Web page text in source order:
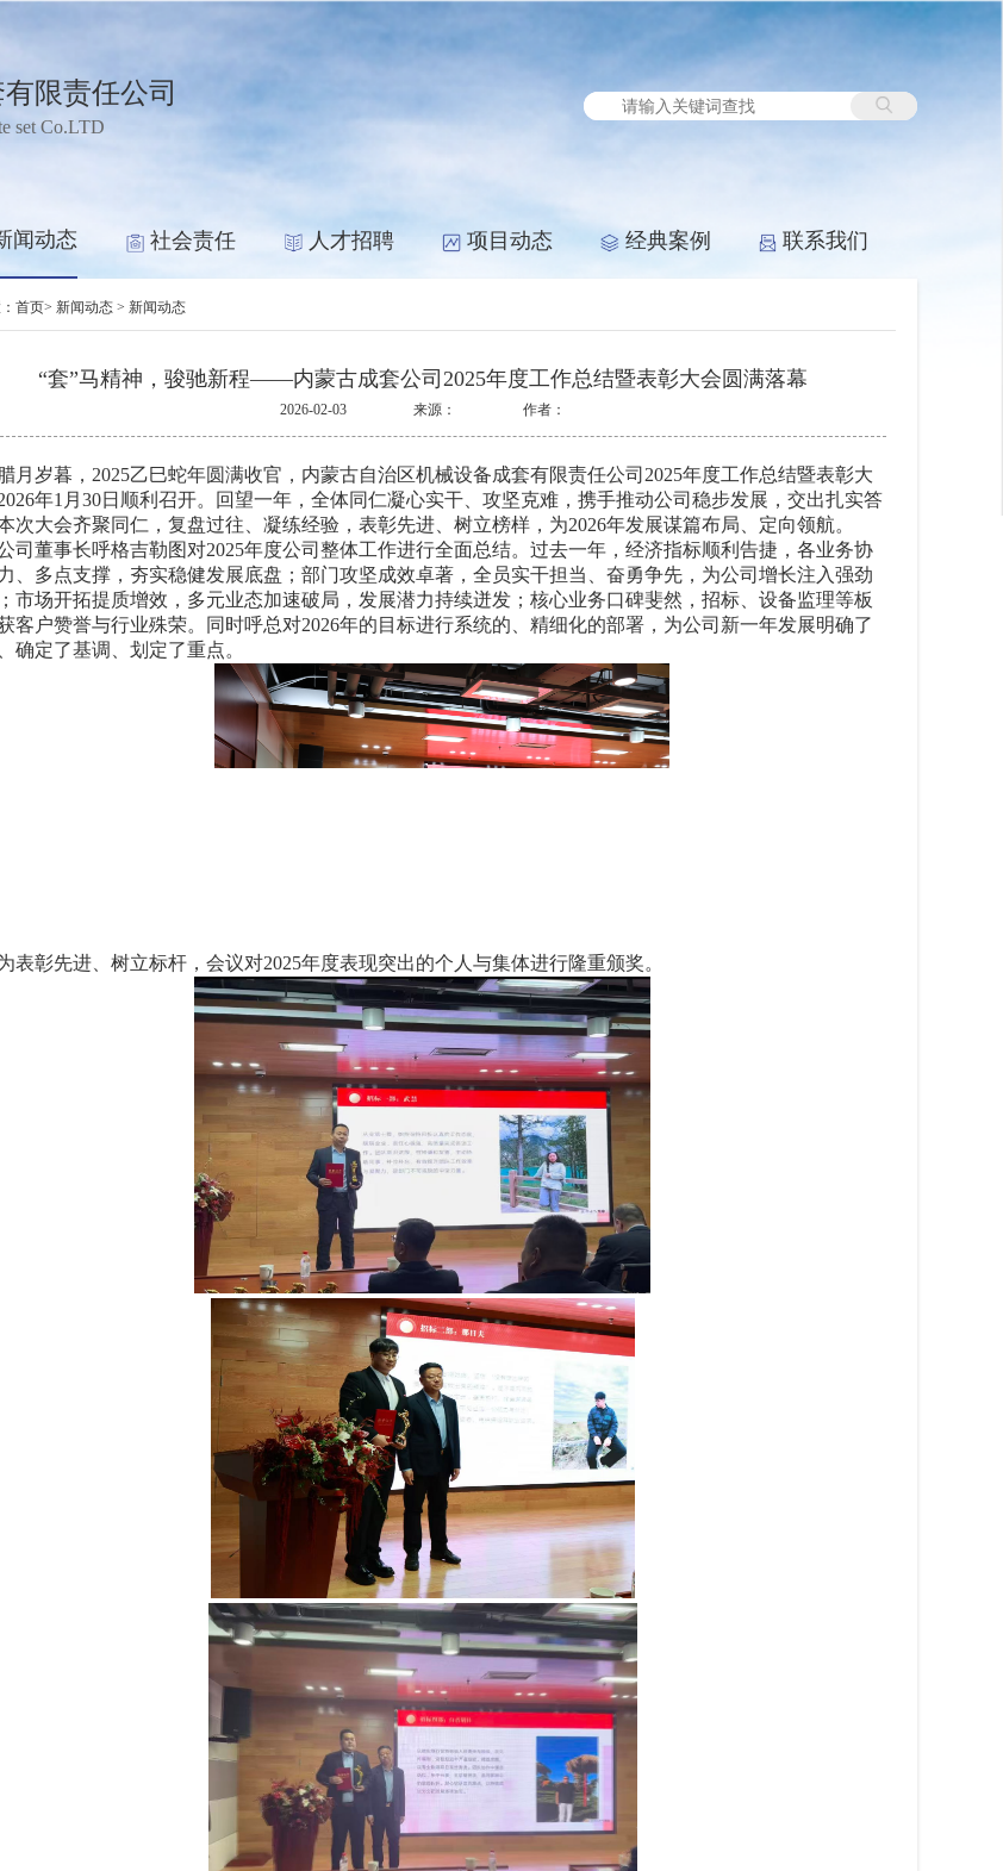
限责任公司
set Co.LTD
闻动态 社会责任 人才招聘 项目动态 经典案例 联系我们
首页> 新闻动态 > 新闻动态
“套”马精神，骏驰新程——内蒙古成套公司2025年度工作总结暨表彰大会圆满落幕
2026-02-03 来源： 作者：
腊月岁暮，2025乙巳蛇年圆满收官，内蒙古自治区机械设备成套有限责任公司2025年度工作总结暨表彰大
年1月30日顺利召开。回望一年，全体同仁凝心实干、攻坚克难，携手推动公司稳步发展，交出扎实答
次大会齐聚同仁，复盘过往、凝练经验，表彰先进、树立榜样，为2026年发展谋篇布局、定向领航。
司董事长呼格吉勒图对2025年度公司整体工作进行全面总结。过去一年，经济指标顺利告捷，各业务协
、多点支撑，夯实稳健发展底盘；部门攻坚成效卓著，全员实干担当、奋勇争先，为公司增长注入强劲
市场开拓提质增效，多元业态加速破局，发展潜力持续迸发；核心业务口碑斐然，招标、设备监理等板
客户赞誉与行业殊荣。同时呼总对2026年的目标进行系统的、精细化的部署，为公司新一年发展明确了
确定了基调、划定了重点。
表彰先进、树立标杆，会议对2025年度表现突出的个人与集体进行隆重颁奖。